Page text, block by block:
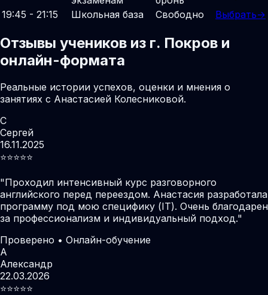
19:45 - 21:15
Школьная база Свободно Выбрать→
Отзывы учеников из г. Покров и
онлайн-формата
Реальные истории успехов, оценки и мнения о
занятиях с Анастасией Колесниковой.
С
Сергей
16.11.2025
⭐️⭐️⭐️⭐️⭐️
"Проходил интенсивный курс разговорного
английского перед переездом. Анастасия разработала
программу под мою специфику (IT). Очень благодарен
за профессионализм и индивидуальный подход."
Проверено • Онлайн-обучение
А
Александр
22.03.2026
⭐️⭐️⭐️⭐️⭐️